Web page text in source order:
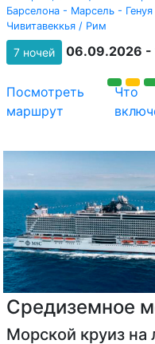
Барселона - Марсель -
Чивитавеккья / Рим
7 ночей 06.09.2026 -
Посмотреть
маршрут
Что
Средиземное
Морской круиз на